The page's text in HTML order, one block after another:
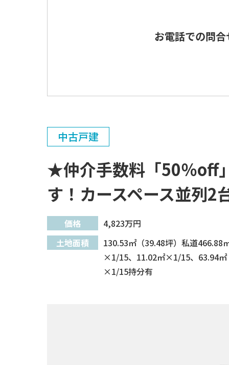
お電話での問合
中古戸建
★仲介手数料「50％off
す！カースペース並列2
価格 4,823万円
土地面積
130.53㎡（39.48坪）私道466.88
×1/15、11.02㎡×1/15、63.94㎡
×1/15持分有